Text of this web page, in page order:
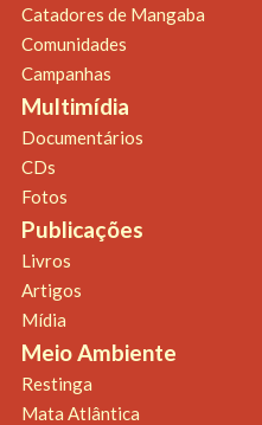
Catadores de Mangaba
Comunidades
Campanhas
Multimídia
Documentários
CDs
Fotos
Publicações
Livros
Artigos
Mídia
Meio Ambiente
Restinga
Mata Atlântica